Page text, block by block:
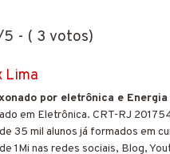
- ( 3 votos)
Lima
por eletrônica e Energia
em Eletrônica. CRT-RJ
35 mil alunos já formados em
1Mi nas redes sociais, Blog,